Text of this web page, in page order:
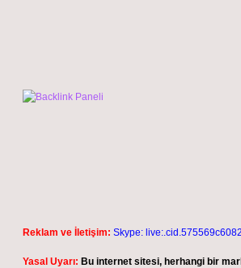
Reklam ve İletişim: Skype:
Yasal Uyarı: Bu internet sitesi, herhangi bir